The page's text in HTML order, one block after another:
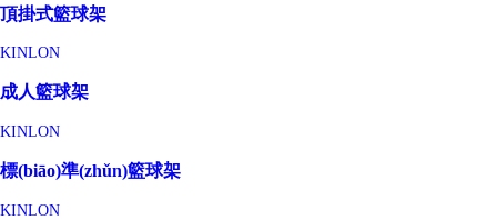
頂掛式籃球架
KINLON
成人籃球架
KINLON
標(biāo)準(zhǔn)籃球架
KINLON